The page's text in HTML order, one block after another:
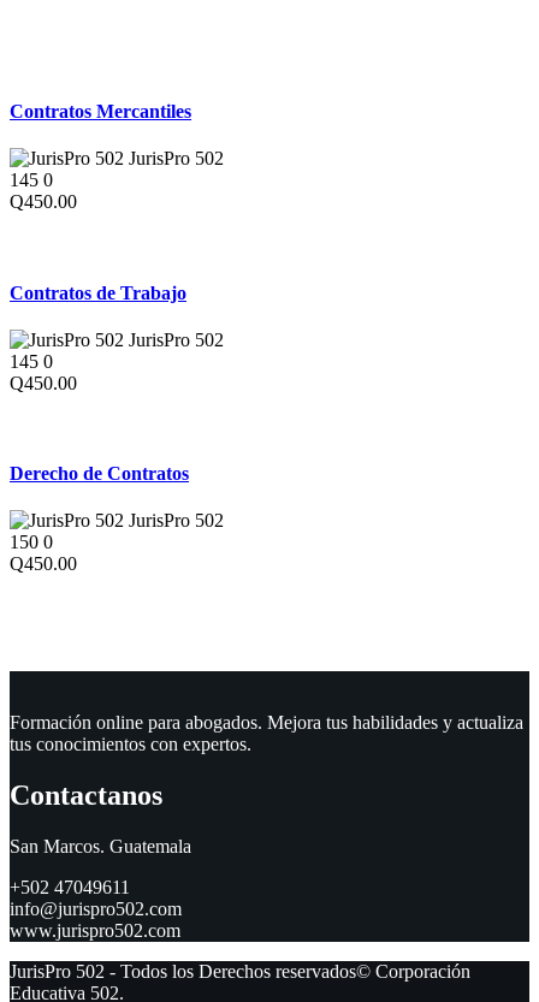
Contratos Mercantiles
JurisPro 502
145 0
Q450.00
Contratos de Trabajo
JurisPro 502
145 0
Q450.00
Derecho de Contratos
JurisPro 502
150 0
Q450.00
Formación online para abogados. Mejora tus habilidades y actualiza
tus conocimientos con expertos.
Contactanos
San Marcos. Guatemala
+502 47049611
info@jurispro502.com
www.jurispro502.com
JurisPro 502 - Todos los Derechos reservados© Corporación
Educativa 502.